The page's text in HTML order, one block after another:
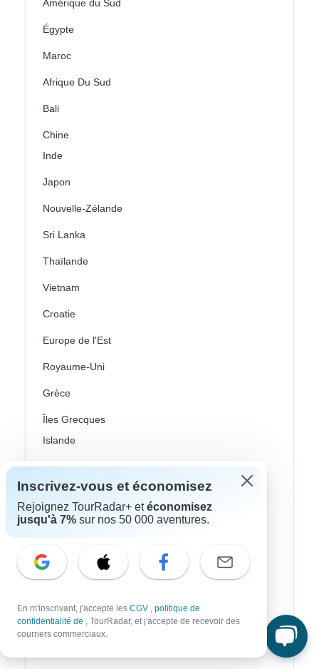
Amérique du Sud
Égypte
Maroc
Afrique Du Sud
Bali
Chine
Inde
Japon
Nouvelle-Zélande
Sri Lanka
Thaïlande
Vietnam
Croatie
Europe de l'Est
Royaume-Uni
Grèce
Îles Grecques
Islande
Irlande
Italie
Pays nordiques / Scandinavie
Écosse
Turquie
Inscrivez-vous et économisez
Rejoignez TourRadar+ etéconomisez
jusqu'à 7% sur nos 50 000 aventures.
En m'inscrivant, j'accepte les CGV , politique de
confidentialité de , TourRadar, et j'accepte de recevoir des
courriers commerciaux.